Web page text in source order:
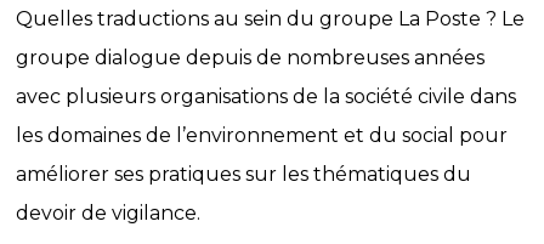
Quelles traductions au sein du groupe La Poste ? Le
groupe dialogue depuis de nombreuses années
avec plusieurs organisations de la société civile dans
les domaines de l’environnement et du social pour
améliorer ses pratiques sur les thématiques du
devoir de vigilance.